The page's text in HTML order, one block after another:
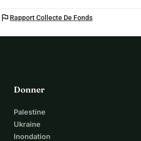
flag Rapport Collecte De Fonds
Donner
Palestine
Ukraine
Inondation